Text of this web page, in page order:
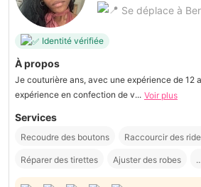
Se déplace à
Identité vérifiée
À propos
Je couturière ans, avec une expérience de 12
expérience en confection de v... Voir plus
Services
Recoudre des boutons Raccourcir des
Réparer des tirettes Ajuster des robes